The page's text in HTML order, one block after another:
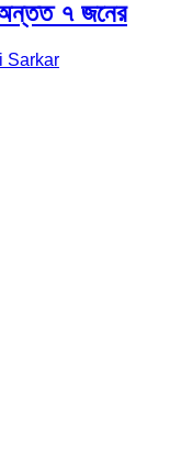
অন্তত ৭ জনের
Sarkar